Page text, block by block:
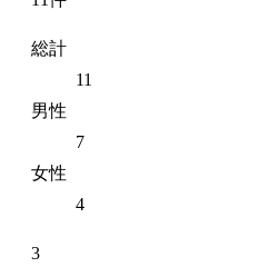
総計
11
男性
7
女性
4
3